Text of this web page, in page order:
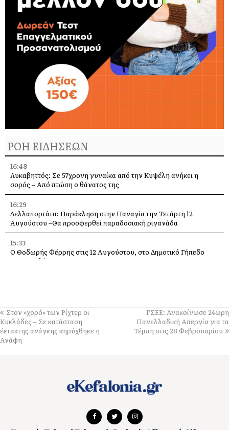
ΡΟΗ ΕΙΔΗΣΕΩΝ
16:48
Λυκαβηττός: Σε 57χρονη γυναίκα από την Κυψέλη ανήκει η
σορός – Από πτώση ο θάνατος της
16:29
Δελλαπορτάτα: Παράκληση στην Παναγία την Τετάρτη 12
Αυγούστου –Θα προσφερθεί παραδοσιακή ριγανάδα
15:33
Ο Θοδωρής Φέρρης στις 12 Αυγούστου, στο Δημοτικό Γήπεδο
Αργοστολίου
11:58
Δύο παλέτες εμφιαλωμένο νερό στους εθελοντές Ελειού–
Πρόννων – Το «ευχαριστώ» στον Χρήστο Κόκκολη
Στον «χορό» των Ρίχτερ οι
Κυκλάδες – Σε κατάσταση
έκτακτης ανάγκης κηρύχθηκε η
Ανάφη
ΓΣΕΕ: Ανακοίνωσε 24ωρη
Πανελλαδική Απεργία για τα
Τέμπη στις 28 Φεβρουαρίου